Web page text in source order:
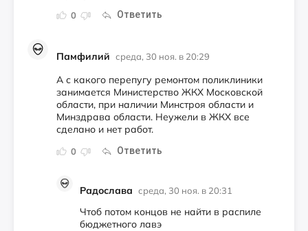
0 Ответить
Памфилий среда, 30 ноя. в 20:29
0 Ответить
А с какого перепугу ремонтом поликлиники
занимается Министерство ЖКХ Московской
области, при наличии Минстроя области и
Минздрава области. Неужели в ЖКХ все
сделано и нет работ.
Радослава среда, 30 ноя. в 20:31
Чтоб потом концов не найти в распиле
бюджетного лавэ